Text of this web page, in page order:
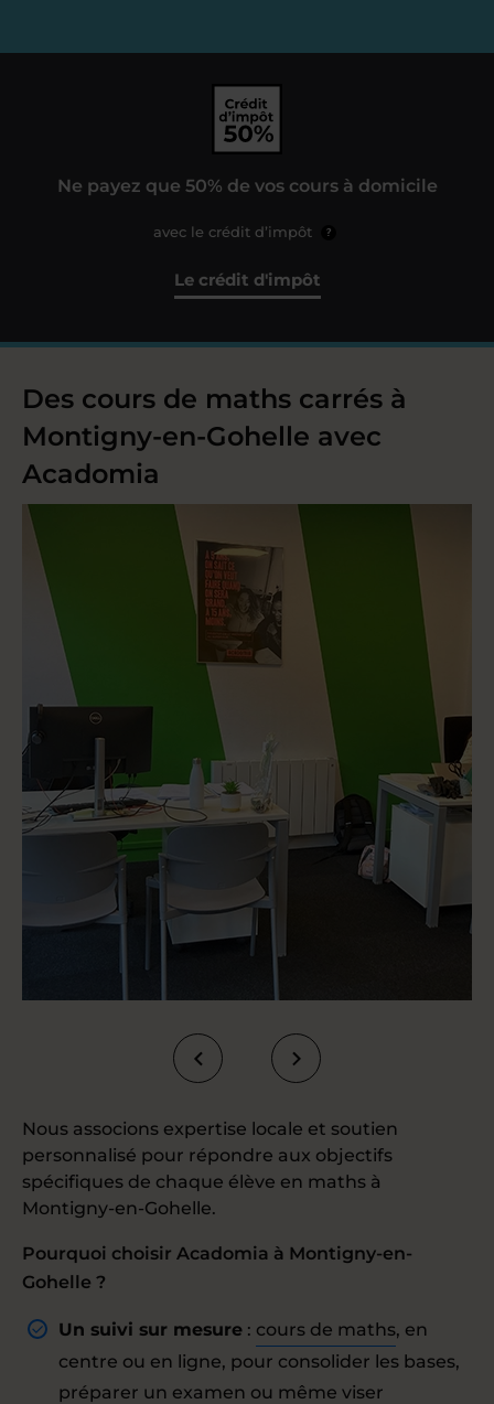
Ne payez que 50% de vos cours à domicile
avec le crédit d’impôt ?
Le crédit d'impôt
Des cours de maths carrés à
Montigny-en-Gohelle avec
Acadomia
Nous associons expertise locale et soutien
personnalisé pour répondre aux objectifs
spécifiques de chaque élève en maths à
Montigny-en-Gohelle.
Pourquoi choisir Acadomia à Montigny-en-
Gohelle ?
Un suivi sur mesure : cours de maths, en
centre ou en ligne, pour consolider les bases,
préparer un examen ou même viser